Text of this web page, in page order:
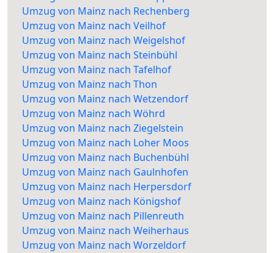
Umzug von Mainz nach Rechenberg
Umzug von Mainz nach Veilhof
Umzug von Mainz nach Weigelshof
Umzug von Mainz nach Steinbühl
Umzug von Mainz nach Tafelhof
Umzug von Mainz nach Thon
Umzug von Mainz nach Wetzendorf
Umzug von Mainz nach Wöhrd
Umzug von Mainz nach Ziegelstein
Umzug von Mainz nach Loher Moos
Umzug von Mainz nach Buchenbühl
Umzug von Mainz nach Gaulnhofen
Umzug von Mainz nach Herpersdorf
Umzug von Mainz nach Königshof
Umzug von Mainz nach Pillenreuth
Umzug von Mainz nach Weiherhaus
Umzug von Mainz nach Worzeldorf